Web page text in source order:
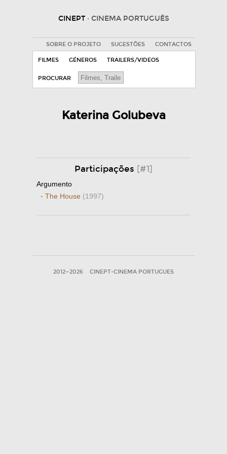
CINEPT · CINEMA PORTUGUÊS
SOBRE O PROJETO SUGESTÕES CONTACTOS
FILMES GÉNEROS TRAILERS/VIDEOS
PROCURAR
Katerina Golubeva
Participações [#1]
Argumento
· The House (1997)
2012—2026 CINEPT-CINEMA PORTUGUES